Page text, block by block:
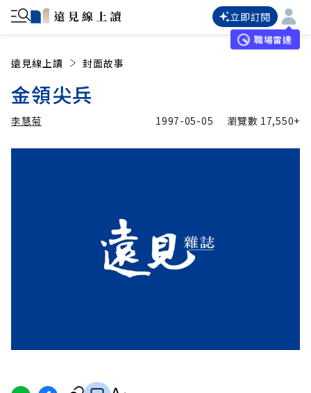
立即訂閱
職場雷達
遠見線上讀 封面故事
金領尖兵
李慧菊 1997-05-05 瀏覽數 17,550+